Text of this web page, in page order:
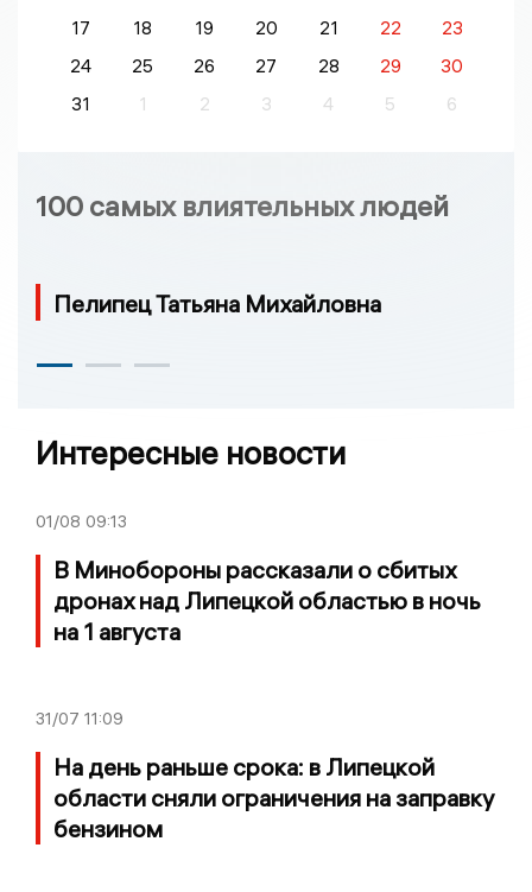
17
18 19 20 21 22
23
24
25 26 27 28 29
30
31
1 2 3 4 5 6
100 самых влиятельных людей
Пелипец Татьяна Михайловна
Интересные новости
01/08 09:13
В Минобороны рассказали о сбитых
дронах над Липецкой областью в ночь
на 1 августа
31/07 11:09
На день раньше срока: в Липецкой
области сняли ограничения на заправку
бензином